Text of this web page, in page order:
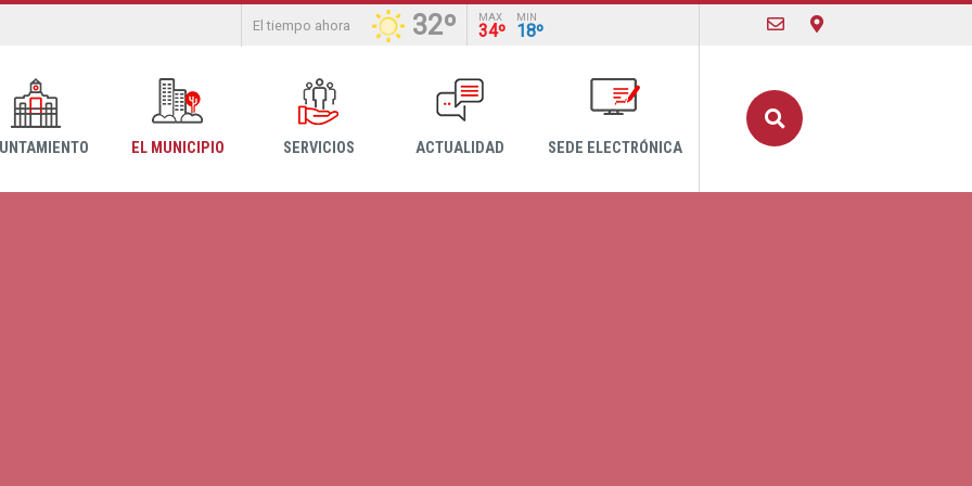
El tiempo ahora 32º MAX
34º
MIN
18º
EL MUNICIPIO SERVICIOS ACTUALIDAD SEDE ELECTRÓNICA